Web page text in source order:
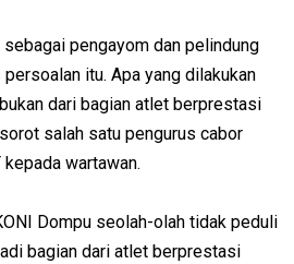
sebagai pengayom dan pelindung
itu. Apa yang dilakukan
dari bagian atlet berprestasi
salah satu pengurus cabor
wartawan.
Dompu seolah-olah tidak peduli
bagian dari atlet berprestasi